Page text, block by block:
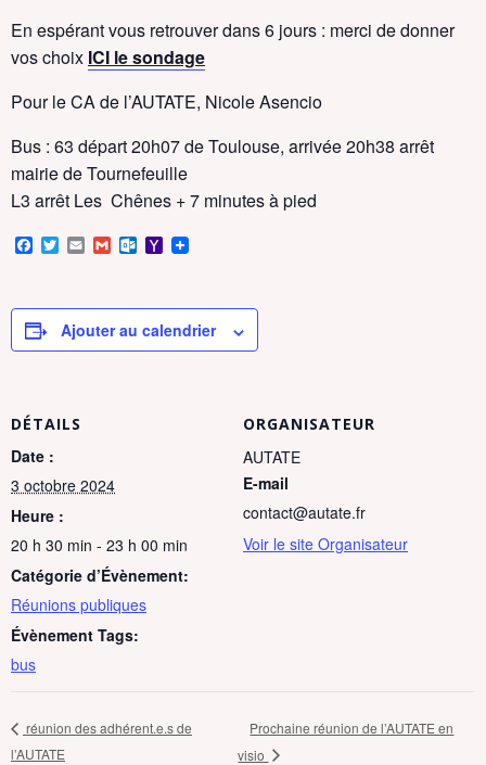
En espérant vous retrouver dans 6 jours : merci de donner
vos choix ICI le sondage
Pour le CA de l’AUTATE, Nicole Asencio
Bus : 63 départ 20h07 de Toulouse, arrivée 20h38 arrêt
mairie de Tournefeuille
L3 arrêt Les Chênes + 7 minutes à pied
F
a
b
o
o
T
w
t
e
r
E
m
l
G
m
l
O
u
o
o
k
Y
o
M
a
Ajouter au calendrier
DÉTAILS
Date :
3 octobre 2024
Heure :
20 h 30 min - 23 h 00 min
Catégorie d’Évènement:
Réunions publiques
Évènement Tags:
bus
ORGANISATEUR
AUTATE
E-mail
contact@autate.fr
Voir le site Organisateur
réunion des adhérent.e.s de
l’AUTATE
Prochaine réunion de l’AUTATE en
visio